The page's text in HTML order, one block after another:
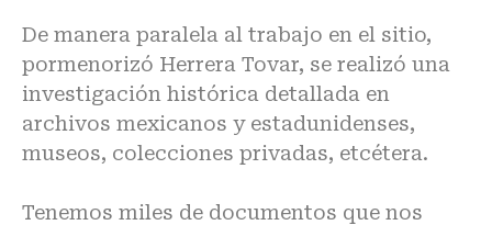
De manera paralela al trabajo en el sitio,
pormenorizó Herrera Tovar, se realizó una
investigación histórica detallada en
archivos mexicanos y estadunidenses,
museos, colecciones privadas, etcétera.
Tenemos miles de documentos que nos